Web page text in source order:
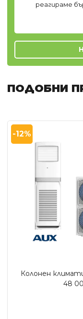
реагираме
ПОДОБНИ
-12%
Колонен
48